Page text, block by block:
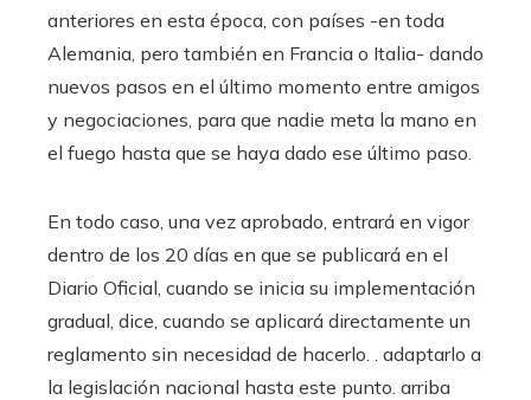
anteriores en esta época, con países -en toda
Alemania, pero también en Francia o Italia- dando
nuevos pasos en el último momento entre amigos
y negociaciones, para que nadie meta la mano en
el fuego hasta que se haya dado ese último paso.
En todo caso, una vez aprobado, entrará en vigor
dentro de los 20 días en que se publicará en el
Diario Oficial, cuando se inicia su implementación
gradual, dice, cuando se aplicará directamente un
reglamento sin necesidad de hacerlo. . adaptarlo a
la legislación nacional hasta este punto. arriba